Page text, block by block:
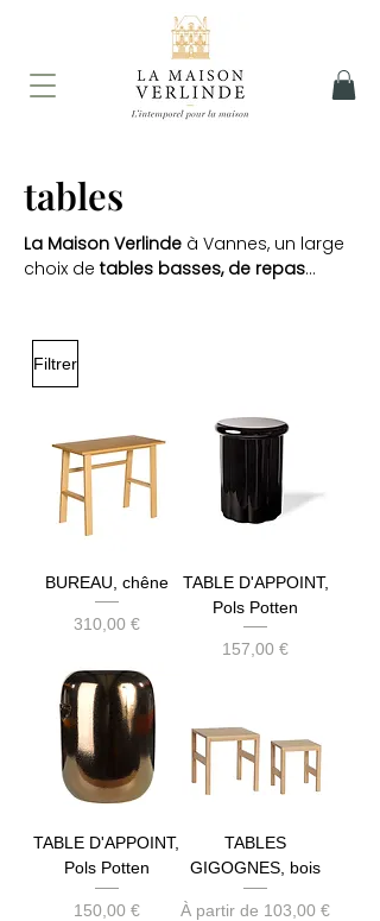
tables
La Maison Verlinde à Vannes, un large
choix de tables basses, de repas...
Filtrer
BUREAU, chêne
Prix
310,00 €
TABLE D'APPOINT,
Pols Potten
Prix
157,00 €
TABLE D'APPOINT,
Pols Potten
Prix
150,00 €
TABLES
GIGOGNES, bois
À partir de 103,00 €
Prix promotionnel